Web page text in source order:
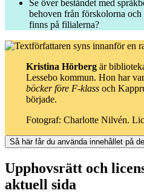
Se över beståndet med
behoven från förskolorna
finns på filialerna?
Kristina Hörbergär
Lessebo kommun. Hon har
böcker före F-klassoch
började.
Fotograf: Charlotte Nilvén.
Så här får du använda innehållet på
Upphovsrätt och
aktuell sida